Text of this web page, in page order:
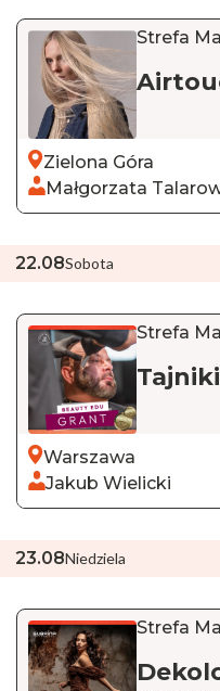
Strefa
Zielona Góra
Małgorzata
Sobota
22.08
Strefa
Warszawa
Jakub Wielicki
Niedziela
23.08
Strefa